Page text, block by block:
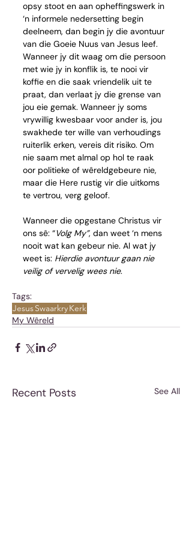
opsy stoot en aan opheffingswerk in
‘n informele nedersetting begin
deelneem, dan begin jy die avontuur
van die Goeie Nuus van Jesus leef.
Wanneer jy dit waag om die persoon
met wie jy in konflik is, te nooi vir
koffie en die saak vriendelik uit te
praat, dan verlaat jy die grense van
jou eie gemak. Wanneer jy soms
vrywillig kwesbaar voor ander is, jou
swakhede ter wille van verhoudings
ruiterlik erken, vereis dit risiko. Om
nie saam met almal op hol te raak
oor politieke of wêreldgebeure nie,
maar die Here rustig vir die uitkoms
te vertrou, verg geloof.
Wanneer die opgestane Christus vir
ons sê: “Volg My”, dan weet ‘n mens
nooit wat kan gebeur nie. Al wat jy
weet is: Hierdie avontuur gaan nie
veilig of vervelig wees nie.
Tags:
JesusSwaarkryKerk
My Wêreld
Recent Posts See All